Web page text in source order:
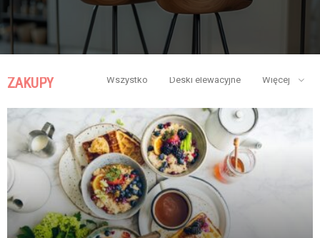
ZAKUPY Wszystko Deski elewacyjne Więcej